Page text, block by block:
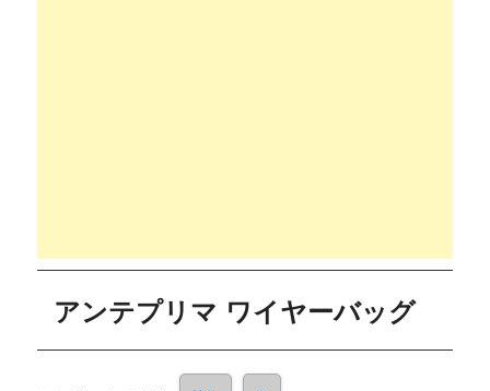
アンテプリマ ワイヤーバッグ